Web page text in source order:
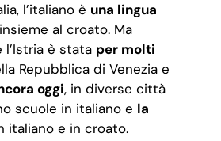
l’italiano è una lingua
al croato. Ma
l’Istria è stata per molti
Repubblica di Venezia e
oggi, in diverse città
scuole in italiano e la
italiano e in croato.